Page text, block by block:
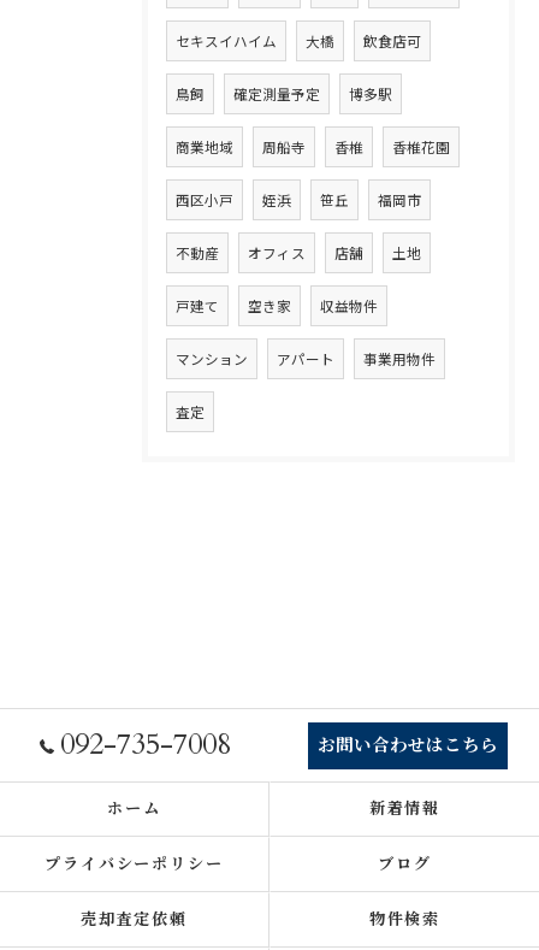
セキスイハイム 大橋 飲食店可
鳥飼 確定測量予定 博多駅
商業地域 周船寺 香椎 香椎花園
西区小戸 姪浜 笹丘 福岡市
不動産 オフィス 店舗 土地
戸建て 空き家 収益物件
マンション アパート 事業用物件
査定
092-735-7008 お問い合わせはこちら
ホーム 新着情報
プライバシーポリシー ブログ
売却査定依頼 物件検索